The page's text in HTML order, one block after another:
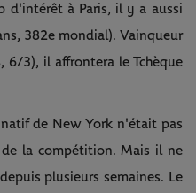
d'intérêt à Paris, il y a aussi
382e mondial). Vainqueur
6/3), il affrontera le Tchèque
de New York n'était pas
la compétition. Mais il ne
plusieurs semaines. Le